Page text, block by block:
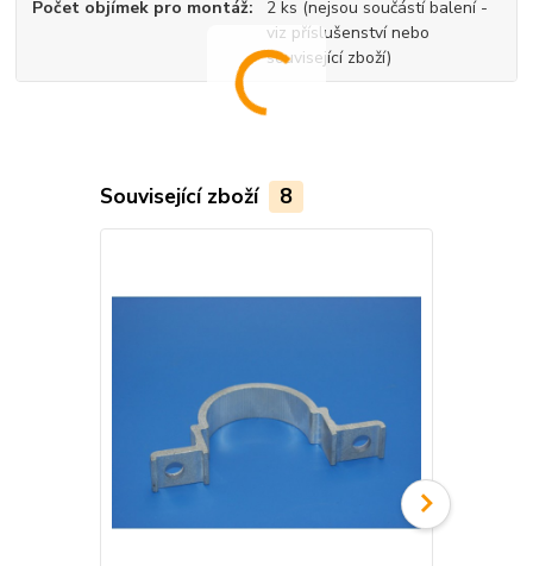
Počet objímek pro montáž
2 ks (nejsou součástí balení -
viz příslušenství nebo
související zboží)
Související zboží 8